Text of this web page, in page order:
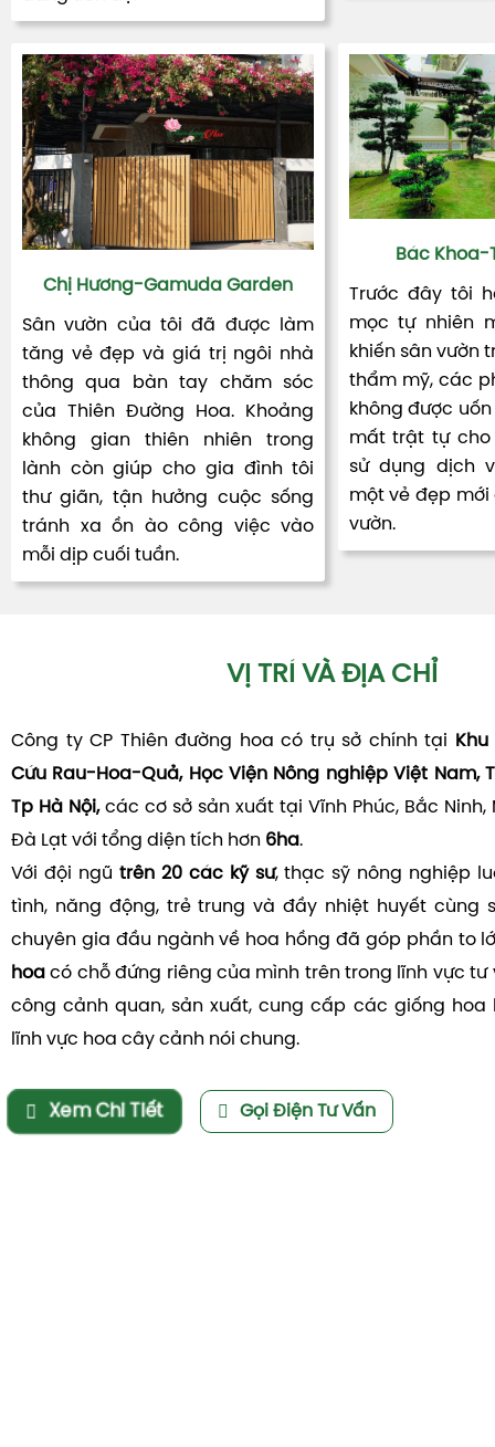
Chị Hương-Gamuda Garden
Sân vườn của tôi đã được làm
tăng vẻ đẹp và giá trị ngôi nhà
thông qua bàn tay chăm sóc
của Thiên Đường Hoa. Khoảng
không gian thiên nhiên trong
lành còn giúp cho gia đình tôi
thư giãn, tận hưởng cuộc sống
tránh xa ồn ào công việc vào
mỗi dịp cuối tuần.
Bác Khoa-
Trước đây tôi
mọc tự nhiên
khiến sân vườn
thẩm mỹ, các
không được
mất trật tự cho
sử dụng dịch
một vẻ đẹp mới
vườn.
VỊ TRÍ VÀ ĐỊA CHỈ
Công ty CP Thiên đường hoa có trụ sở chính tại
Cứu Rau-Hoa-Quả, Học Viện Nông nghiệp Việt Nam,
Tp Hà Nội,các cơ sở sản xuất tại Vĩnh Phúc, Bắc Ninh,
Đà Lạt với tổng diện tích hơn 6ha.
Với đội ngũ trên 20 các kỹ sư, thạc sỹ nông nghiệp
tình, năng động, trẻ trung và đầy nhiệt huyết cùng
chuyên gia đầu ngành về hoa hồng đã góp phần to
hoa có chỗ đứng riêng của mình trên trong lĩnh vực tư
công cảnh quan, sản xuất, cung cấp các giống hoa
lĩnh vực hoa cây cảnh nói chung.
Xem Chi Tiết Gọi Điện Tư Vấn